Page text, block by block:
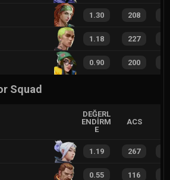
1.30 208
1.18 227
0.90 200
Squad
DEĞERL
ENDIRM
E
ACS
1.19 267
0.55 116